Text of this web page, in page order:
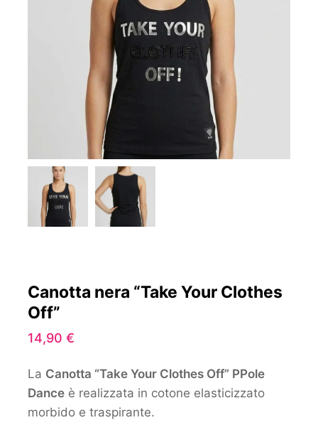
Canotta nera “Take Your Clothes
Off”
14,90 €
La Canotta “Take Your Clothes Off” PPole
Dance è realizzata in cotone elasticizzato
morbido e traspirante.